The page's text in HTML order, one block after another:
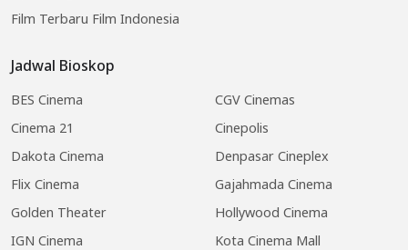
Film Terbaru Film Indonesia
Jadwal Bioskop
BES Cinema
CGV Cinemas
Cinema 21
Cinepolis
Dakota Cinema
Denpasar Cineplex
Flix Cinema
Gajahmada Cinema
Golden Theater
Hollywood Cinema
IGN Cinema
Kota Cinema Mall